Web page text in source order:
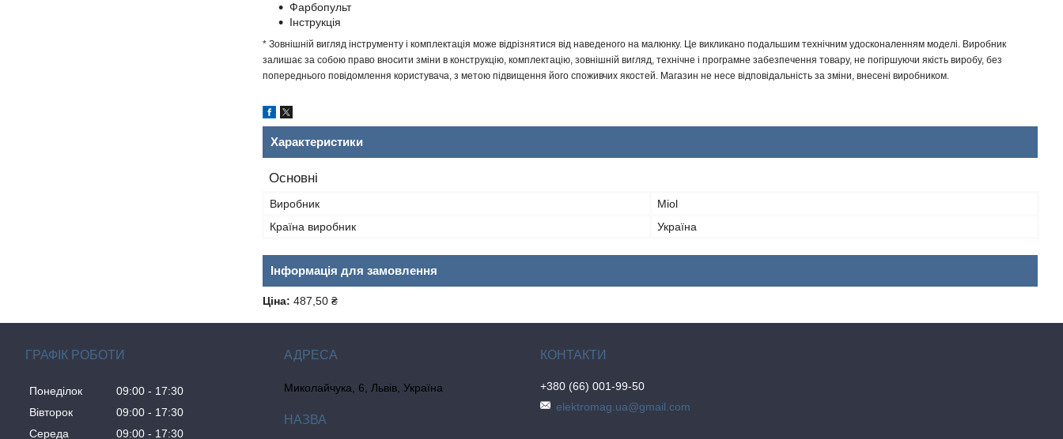
Фарбопульт
Інструкція
* Зовнішній вигляд інструменту і комплектація може відрізнятися від наведеного на малюнку. Це викликано подальшим технічним удосконаленням моделі. Виробник
залишає за собою право вносити зміни в конструкцію, комплектацію, зовнішній вигляд, технічне і програмне забезпечення товару, не погіршуючи якість виробу, без
попереднього повідомлення користувача, з метою підвищення його споживчих якостей. Магазин не несе відповідальність за зміни, внесені виробником.
Характеристики
Основні
Виробник
Miol
Країна виробник
Україна
Інформація для замовлення
Ціна: 487,50 ₴
ГРАФІК РОБОТИ
Понеділок 09:00
17:30
Вівторок
09:00
17:30
Середа
09:00 17:30
Миколайчука, 6, Львів, Україна
+380 (66) 001-99-50
elektromag.ua@gmail.com